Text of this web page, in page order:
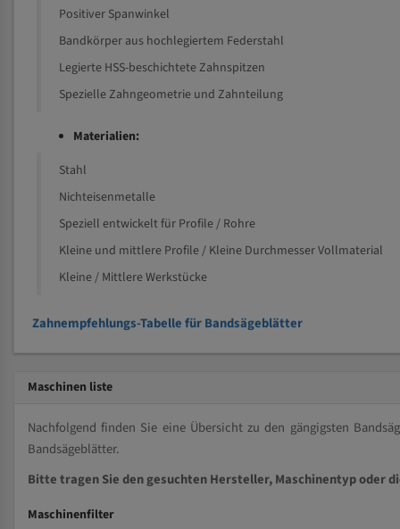
Positiver Spanwinkel
Bandkörper aus hochlegiertem Federstahl
Legierte HSS-beschichtete Zahnspitzen
Spezielle Zahngeometrie und Zahnteilung
Materialien:
Stahl
Nichteisenmetalle
Speziell entwickelt für Profile / Rohre
Kleine und mittlere Profile / Kleine Durchmesser Vollmaterial
Kleine / Mittlere Werkstücke
Zahnempfehlungs-Tabelle für Bandsägeblätter
Maschinen liste
Nachfolgend finden Sie eine Übersicht zu den gängigsten
Bandsägeblätter.
Bitte tragen Sie den gesuchten Hersteller, Maschinentyp oder
Maschinenfilter